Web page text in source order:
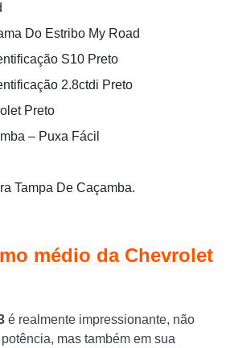
Do Estribo My Road
S10 Preto
2.8ctdi Preto
Preto
– Puxa Fácil
Tampa De Caçamba.
médio da Chevrolet
é realmente impressionante, não
mas também em sua